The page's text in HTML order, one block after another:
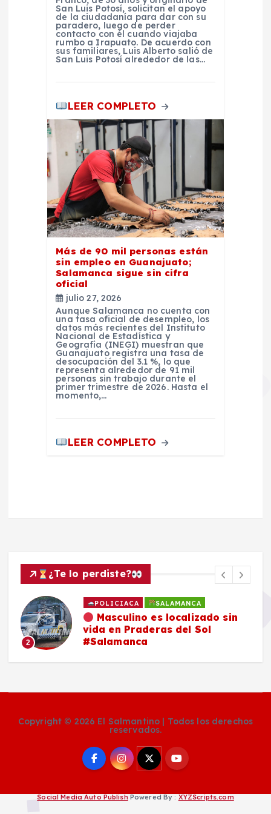
San Luis Potosí, solicitan el apoyo
de la ciudadanía para dar con su
paradero, luego de perder
contacto con él cuando viajaba
rumbo a Irapuato. De acuerdo con
sus familiares, Luis Alberto salió de
San Luis Potosí alrededor de las…
LEER COMPLETO
Más de 90 mil personas están
sin empleo en Guanajuato;
Salamanca sigue sin cifra
oficial
julio 27, 2026
Aunque Salamanca no cuenta con
una tasa oficial de desempleo, los
datos más recientes del Instituto
Nacional de Estadística y
Geografía (INEGI) muestran que
Guanajuato registra una tasa de
desocupación del 3.1 %, lo que
representa alrededor de 91 mil
personas sin trabajo durante el
primer trimestre de 2026. Hasta el
momento,…
LEER COMPLETO
¿Te lo perdiste?
2
POLICIACA SALAMANCA
Masculino es localizado sin
vida en Praderas del Sol
#Salamanca
Copyright © 2026 El Salmantino | Todos los derechos
reservados.
Social Media Auto Publish Powered By : XYZScripts.com